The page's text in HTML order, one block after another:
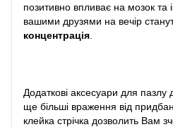
позитивно впливає на мозок та
вашими друзями на вечір
концентрація
Додаткові аксесуари для
ще більші враження від
клейка стрічка дозволить Вам